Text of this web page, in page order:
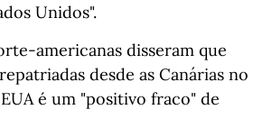
Unidos".
americanas disseram que
desde as Canárias no
é um "positivo fraco" de